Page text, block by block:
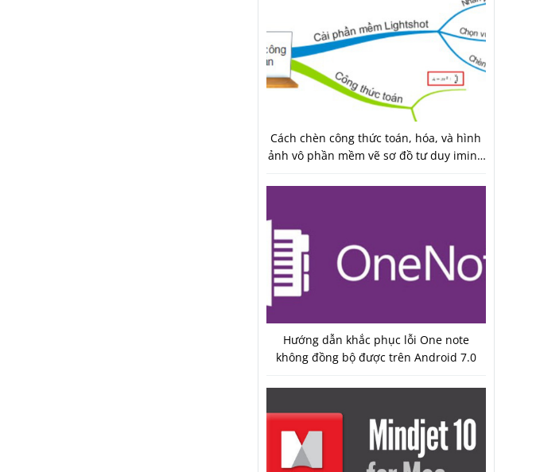
Cách chèn công thức toán, hóa, và hình
ảnh vô phần mềm vẽ sơ đồ tư duy imind
Hướng dẫn khắc phục lỗi One note
không đồng bộ được trên Android 7.0